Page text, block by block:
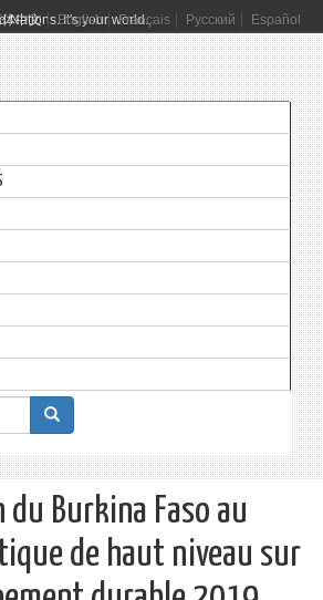
Nations. It's your world.
中文 English Français Русский Español
du Burkina Faso au
de haut niveau sur